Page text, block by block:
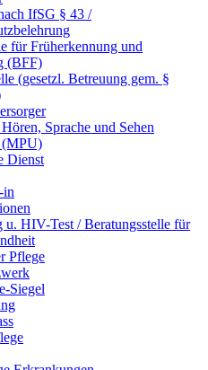
IfSG § 43 /
für Früherkennung und
(BFF)
(gesetzl. Betreuung gem. §
Sprache und Sehen
(MPU)
Dienst
in
HIV-Test / Beratungsstelle für
Pflege
Siegel